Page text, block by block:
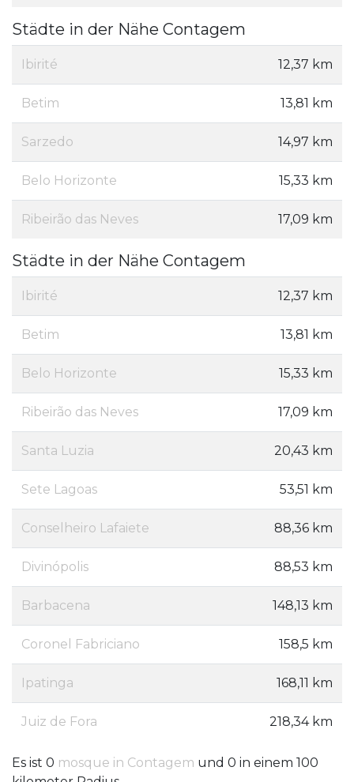
Städte in der Nähe Contagem
Ibirité 12,37 km
Betim 13,81 km
Sarzedo 14,97 km
Belo Horizonte 15,33 km
Ribeirão das Neves 17,09 km
Städte in der Nähe Contagem
Ibirité 12,37 km
Betim 13,81 km
Belo Horizonte 15,33 km
Ribeirão das Neves 17,09 km
Santa Luzia 20,43 km
Sete Lagoas 53,51 km
Conselheiro Lafaiete 88,36 km
Divinópolis 88,53 km
Barbacena 148,13 km
Coronel Fabriciano 158,5 km
Ipatinga 168,11 km
Juiz de Fora 218,34 km
Es ist 0 mosque in Contagem und 0 in einem 100